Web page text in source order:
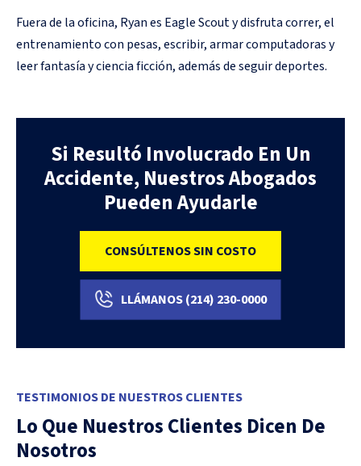
Fuera de la oficina, Ryan es Eagle Scout y disfruta correr, el
entrenamiento con pesas, escribir, armar computadoras y
leer fantasía y ciencia ficción, además de seguir deportes.
Si Resultó Involucrado En Un
Accidente, Nuestros Abogados
Pueden Ayudarle
CONSÚLTENOS SIN COSTO
LLÁMANOS(214) 230-0000
TESTIMONIOS DE NUESTROS CLIENTES
Lo Que Nuestros Clientes Dicen De
Nosotros